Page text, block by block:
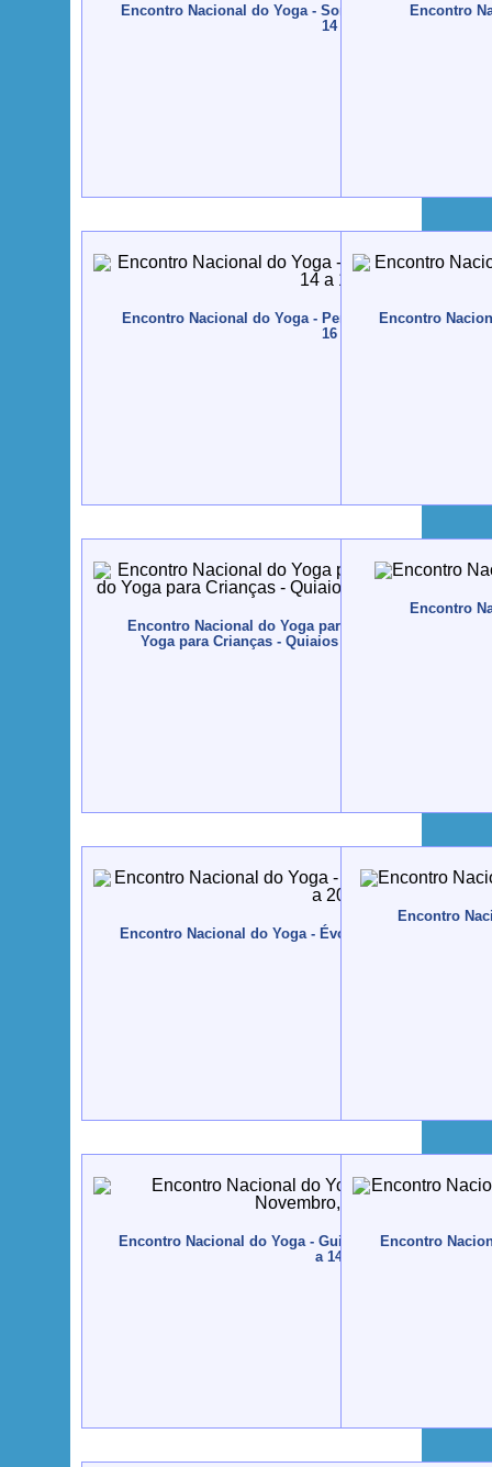
Encontro Nacional do Yoga - Sortelha - 2010,
14
Encontro
Encontro Nacional do Yoga - Peniche - 2008,
16
Encontro
Encontro Nacional do Yoga para Crianças e
Yoga para Crianças - Quiaios - 2006, Novembro, 10
Encontro
Encontro Nacional do Yoga - Évora - 2005, Novembro,
Encontro
Encontro Nacional do Yoga - Guimarães - 2004,
a 14
Encontro